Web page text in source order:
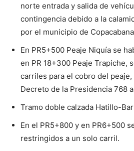
norte entrada y salida de
contingencia debido a la
por el municipio de
En PR5+500 Peaje Niquía se
en PR 18+300 Peaje Trapiche,
carriles para el cobro del
Decreto de la Presidencia 768
Tramo doble calzada Hatillo-
En el PR5+800 y en PR6+500
restringidos a un solo carril.